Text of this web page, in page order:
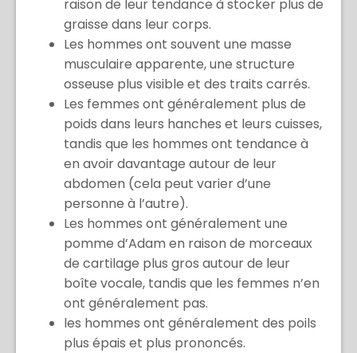
raison de leur tendance à stocker plus de
graisse dans leur corps.
Les hommes ont souvent une masse
musculaire apparente, une structure
osseuse plus visible et des traits carrés.
Les femmes ont généralement plus de
poids dans leurs hanches et leurs cuisses,
tandis que les hommes ont tendance à
en avoir davantage autour de leur
abdomen (cela peut varier d’une
personne à l’autre).
Les hommes ont généralement une
pomme d’Adam en raison de morceaux
de cartilage plus gros autour de leur
boîte vocale, tandis que les femmes n’en
ont généralement pas.
les hommes ont généralement des poils
plus épais et plus prononcés.